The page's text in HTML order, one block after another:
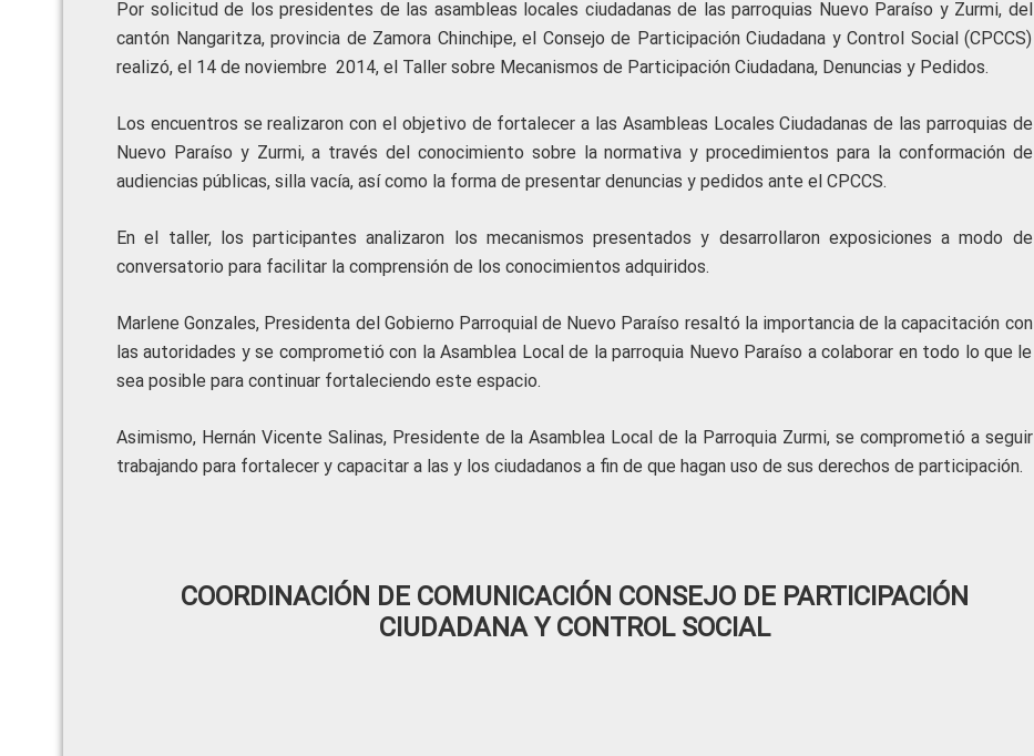
Por solicitud de los presidentes de las asambleas locales ciudadanas de las parroquias Nuevo Paraíso y Zurmi, del
cantón Nangaritza, provincia de Zamora Chinchipe, el Consejo de Participación Ciudadana y Control Social (CPCCS)
realizó, el 14 de noviembre 2014, el Taller sobre Mecanismos de Participación Ciudadana, Denuncias y Pedidos.
Los encuentros se realizaron con el objetivo de fortalecer a las Asambleas Locales Ciudadanas de las parroquias de
Nuevo Paraíso y Zurmi, a través del conocimiento sobre la normativa y procedimientos para la conformación de
audiencias públicas, silla vacía, así como la forma de presentar denuncias y pedidos ante el CPCCS.
En el taller, los participantes analizaron los mecanismos presentados y desarrollaron exposiciones a modo de
conversatorio para facilitar la comprensión de los conocimientos adquiridos.
Marlene Gonzales, Presidenta del Gobierno Parroquial de Nuevo Paraíso resaltó la importancia de la capacitación con
las autoridades y se comprometió con la Asamblea Local de la parroquia Nuevo Paraíso a colaborar en todo lo que le
sea posible para continuar fortaleciendo este espacio.
Asimismo, Hernán Vicente Salinas, Presidente de la Asamblea Local de la Parroquia Zurmi, se comprometió a seguir
trabajando para fortalecer y capacitar a las y los ciudadanos a fin de que hagan uso de sus derechos de participación.
COORDINACIÓN DE COMUNICACIÓN CONSEJO DE PARTICIPACIÓN
CIUDADANA Y CONTROL SOCIAL